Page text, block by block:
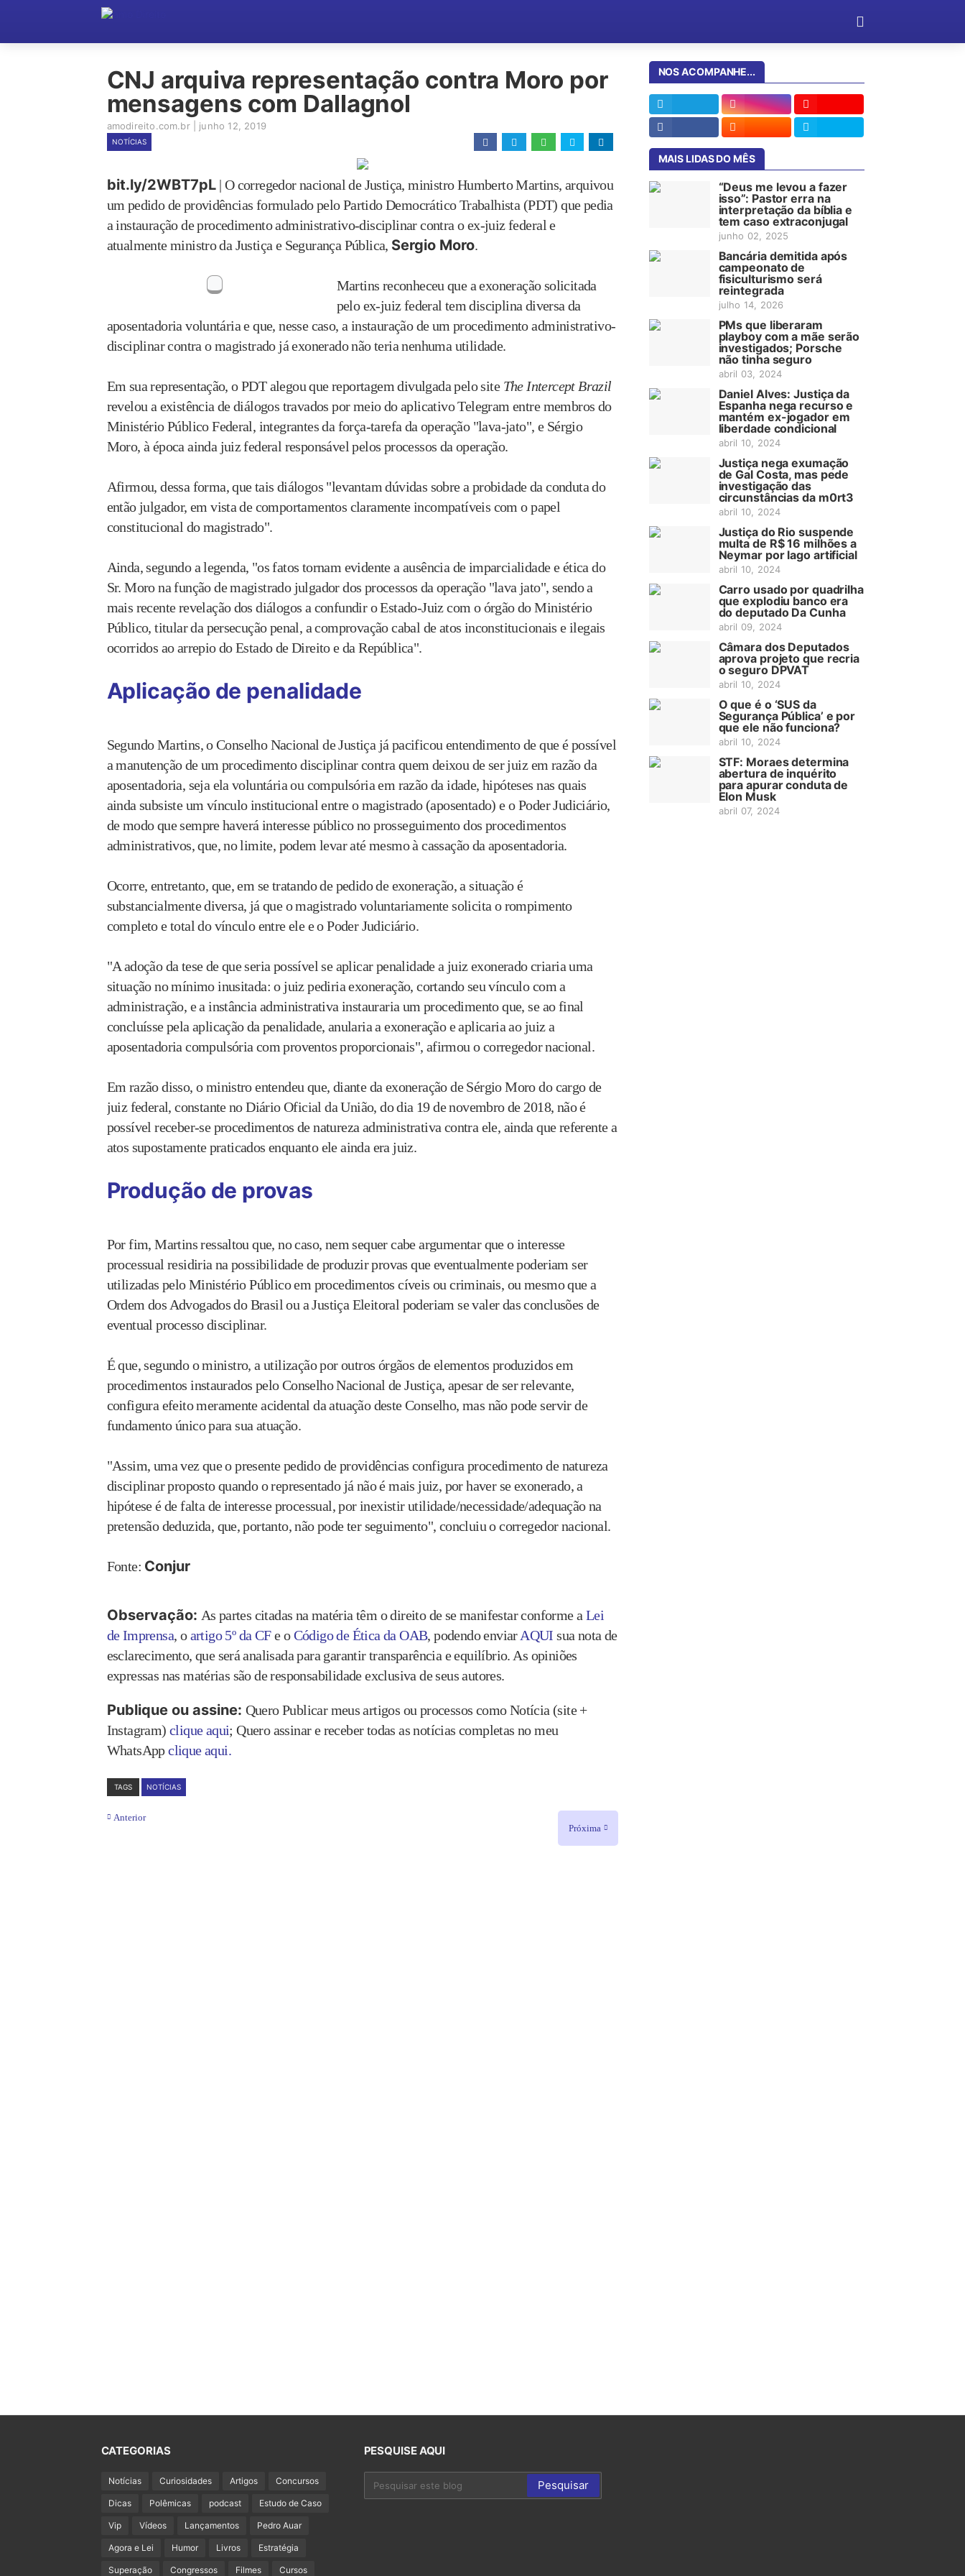
CNJ arquiva representação contra Moro por
mensagens com Dallagnol
amodireito.com.br junho 12, 2019
NOTÍCIAS
bit.ly/2WBT7pL| O corregedor nacional de Justiça, ministro Humberto Martins, arquivou
um pedido de providências formulado pelo Partido Democrático Trabalhista (PDT) que pedia
a instauração de procedimento administrativo-disciplinar contra o ex-juiz federal e
atualmente ministro da Justiça e Segurança Pública, Sergio Moro.
Martins reconheceu que a exoneração solicitada
pelo ex-juiz federal tem disciplina diversa da
aposentadoria voluntária e que, nesse caso, a instauração de um procedimento administrativo-
disciplinar contra o magistrado já exonerado não teria nenhuma utilidade.
Em sua representação, o PDT alegou que reportagem divulgada pelo site The Intercept Brazil
revelou a existência de diálogos travados por meio do aplicativo Telegram entre membros do
Ministério Público Federal, integrantes da força-tarefa da operação "lava-jato", e Sérgio
Moro, à época ainda juiz federal responsável pelos processos da operação.
Afirmou, dessa forma, que tais diálogos "levantam dúvidas sobre a probidade da conduta do
então julgador, em vista de comportamentos claramente incompatíveis com o papel
constitucional do magistrado".
Ainda, segundo a legenda, "os fatos tornam evidente a ausência de imparcialidade e ética do
Sr. Moro na função de magistrado julgador dos processos da operação "lava jato", sendo a
mais recente revelação dos diálogos a confundir o Estado-Juiz com o órgão do Ministério
Público, titular da persecução penal, a comprovação cabal de atos inconstitucionais e ilegais
ocorridos ao arrepio do Estado de Direito e da República".
Aplicação de penalidade
Segundo Martins, o Conselho Nacional de Justiça já pacificou entendimento de que é possível
a manutenção de um procedimento disciplinar contra quem deixou de ser juiz em razão da
aposentadoria, seja ela voluntária ou compulsória em razão da idade, hipóteses nas quais
ainda subsiste um vínculo institucional entre o magistrado (aposentado) e o Poder Judiciário,
de modo que sempre haverá interesse público no prosseguimento dos procedimentos
administrativos, que, no limite, podem levar até mesmo à cassação da aposentadoria.
Ocorre, entretanto, que, em se tratando de pedido de exoneração, a situação é
substancialmente diversa, já que o magistrado voluntariamente solicita o rompimento
completo e total do vínculo entre ele e o Poder Judiciário.
"A adoção da tese de que seria possível se aplicar penalidade a juiz exonerado criaria uma
situação no mínimo inusitada: o juiz pediria exoneração, cortando seu vínculo com a
administração, e a instância administrativa instauraria um procedimento que, se ao final
concluísse pela aplicação da penalidade, anularia a exoneração e aplicaria ao juiz a
aposentadoria compulsória com proventos proporcionais", afirmou o corregedor nacional.
Em razão disso, o ministro entendeu que, diante da exoneração de Sérgio Moro do cargo de
juiz federal, constante no Diário Oficial da União, do dia 19 de novembro de 2018, não é
possível receber-se procedimentos de natureza administrativa contra ele, ainda que referente a
atos supostamente praticados enquanto ele ainda era juiz.
Produção de provas
Por fim, Martins ressaltou que, no caso, nem sequer cabe argumentar que o interesse
processual residiria na possibilidade de produzir provas que eventualmente poderiam ser
utilizadas pelo Ministério Público em procedimentos cíveis ou criminais, ou mesmo que a
Ordem dos Advogados do Brasil ou a Justiça Eleitoral poderiam se valer das conclusões de
eventual processo disciplinar.
É que, segundo o ministro, a utilização por outros órgãos de elementos produzidos em
procedimentos instaurados pelo Conselho Nacional de Justiça, apesar de ser relevante,
configura efeito meramente acidental da atuação deste Conselho, mas não pode servir de
fundamento único para sua atuação.
"Assim, uma vez que o presente pedido de providências configura procedimento de natureza
disciplinar proposto quando o representado já não é mais juiz, por haver se exonerado, a
hipótese é de falta de interesse processual, por inexistir utilidade/necessidade/adequação na
pretensão deduzida, que, portanto, não pode ter seguimento", concluiu o corregedor nacional.
Fonte: Conjur
Observação: As partes citadas na matéria têm o direito de se manifestar conforme a Lei
de Imprensa, oartigo 5º da CFe oCódigo de Ética da OAB, podendo enviar AQUI sua nota de
esclarecimento, que será analisada para garantir transparência e equilíbrio. As opiniões
expressas nas matérias são de responsabilidade exclusiva de seus autores.
Publique ou assine: Quero Publicar meus artigos ou processos como Notícia (site +
Instagram) clique aqui; Quero assinar e receber todas as notícias completas no meu
WhatsAppclique aqui.
TAGS NOTÍCIAS
Anterior
Próxima
NOS ACOMPANHE...
MAIS LIDAS DO MÊS
“Deus me levou a fazer
isso”: Pastor erra na
interpretação da bíblia e
tem caso extraconjugal
junho 02, 2025
Bancária demitida após
campeonato de
fisiculturismo será
reintegrada
julho 14, 2026
PMs que liberaram
playboy com a mãe serão
investigados; Porsche
não tinha seguro
abril 03, 2024
Daniel Alves: Justiça da
Espanha nega recurso e
mantém ex-jogador em
liberdade condicional
abril 10, 2024
Justiça nega exumação
de Gal Costa, mas pede
investigação das
circunstâncias da m0rt3
abril 10, 2024
Justiça do Rio suspende
multa de R$ 16 milhões a
Neymar por lago artificial
abril 10, 2024
Carro usado por quadrilha
que explodiu banco era
do deputado Da Cunha
abril 09, 2024
Câmara dos Deputados
aprova projeto que recria
o seguro DPVAT
abril 10, 2024
O que é o ‘SUS da
Segurança Pública’ e por
que ele não funciona?
abril 10, 2024
STF: Moraes determina
abertura de inquérito
para apurar conduta de
Elon Musk
abril 07, 2024
CATEGORIAS
Notícias Curiosidades Artigos Concursos
Dicas Polêmicas podcast Estudo de Caso
Vip Vídeos Lançamentos Pedro Auar
Agora e Lei Humor Livros Estratégia
Superação Congressos Filmes Cursos
PESQUISE AQUI